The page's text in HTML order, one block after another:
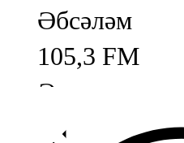
Әбсәләм
105,3 FM
Әлмәт
92,9 FM